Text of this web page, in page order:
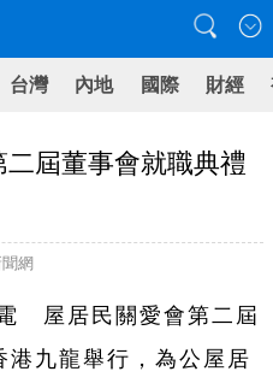
台灣 內地 國際 財經
屆董事會就職典禮
網
屋居民關愛會第二屆
港九龍舉行，為公屋居